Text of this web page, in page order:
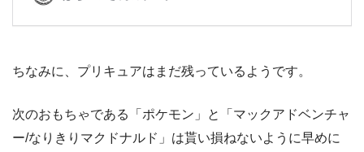
ちなみに、プリキュアはまだ残っているようです。
次のおもちゃである「ポケモン」と「マックアドベンチャ
ー/なりきりマクドナルド」は貰い損ねないように早めに